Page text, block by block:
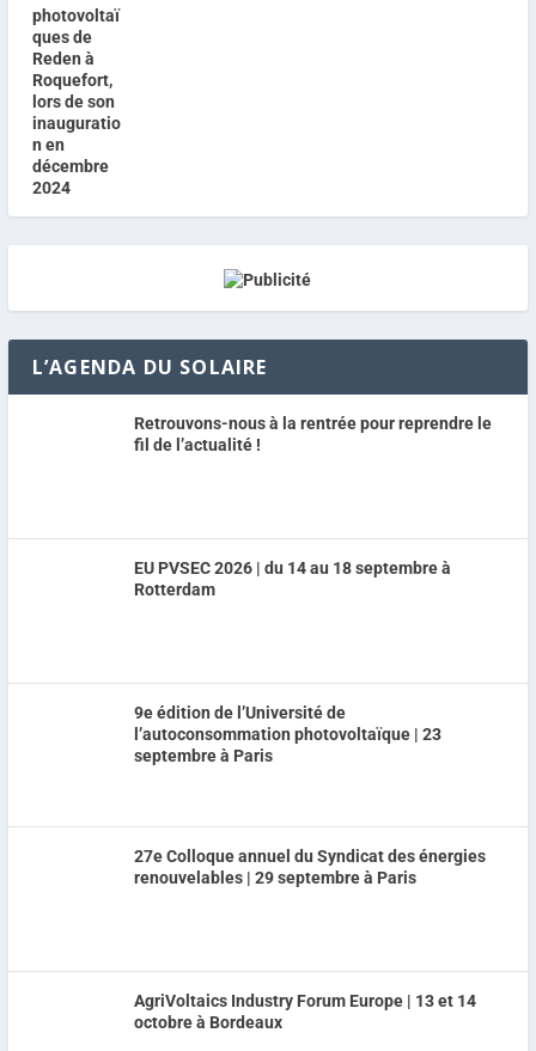
L’AGENDA DU SOLAIRE
Retrouvons-nous à la rentrée pour reprendre le
fil de l’actualité !
EU PVSEC 2026 | du 14 au 18 septembre à
Rotterdam
9e édition de l’Université de
l’autoconsommation photovoltaïque | 23
septembre à Paris
27e Colloque annuel du Syndicat des énergies
renouvelables | 29 septembre à Paris
AgriVoltaics Industry Forum Europe | 13 et 14
octobre à Bordeaux